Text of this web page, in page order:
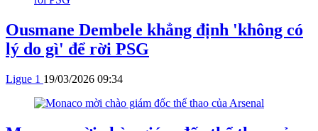
Ousmane Dembele khẳng định 'không có
lý do gì' để rời PSG
Ligue 1 19/03/2026 09:34